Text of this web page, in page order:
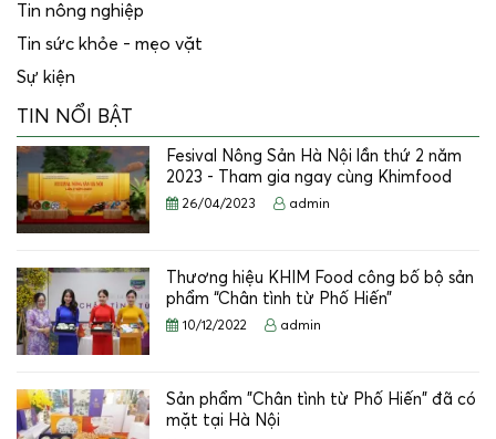
Tin nông nghiệp
Tin sức khỏe - mẹo vặt
Sự kiện
TIN NỔI BẬT
Fesival Nông Sản Hà Nội lần thứ 2 năm
2023 - Tham gia ngay cùng Khimfood
26/04/2023 admin
Thương hiệu KHIM Food công bố bộ sản
phẩm “Chân tình từ Phố Hiến”
10/12/2022 admin
Sản phẩm "Chân tình từ Phố Hiến" đã có
mặt tại Hà Nội